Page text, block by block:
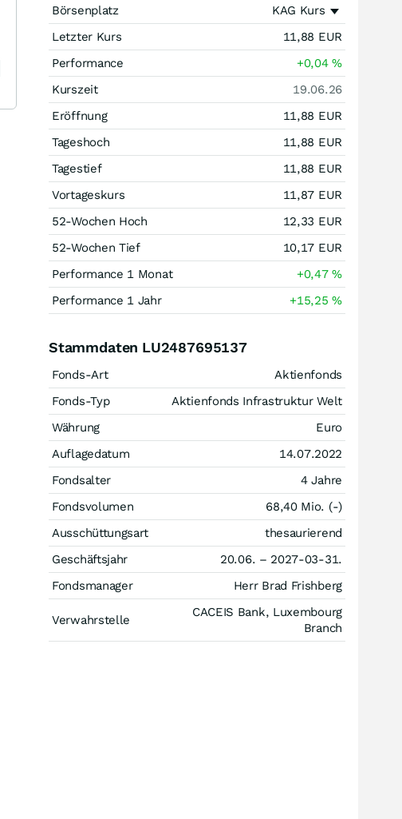
Börsenplatz
KAG Kurs
Letzter Kurs
11,88 EUR
Performance
+0,04%
Kurszeit
19.06.26
Eröffnung
11,88 EUR
Tageshoch
11,88 EUR
Tagestief
11,88 EUR
Vortageskurs
11,87 EUR
52-Wochen Hoch
12,33 EUR
52-Wochen Tief
10,17 EUR
Performance 1 Monat
+0,47%
Performance 1 Jahr
+15,25%
Stammdaten LU2487695137
Fonds-Art
Aktienfonds
Fonds-Typ
Aktienfonds Infrastruktur Welt
Währung
Euro
Auflagedatum
14.07.2022
Fondsalter
4 Jahre
Fondsvolumen
68,40 Mio. (-)
Ausschüttungsart
thesaurierend
Geschäftsjahr
20.06. – 2027-03-31.
Fondsmanager
Herr Brad Frishberg
Verwahrstelle
CACEIS Bank, Luxembourg
Branch